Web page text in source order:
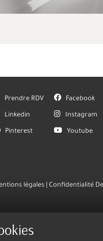
Prendre RDV Facebook
Linkedin Instagram
Pinterest Youtube
légales Confidentialité